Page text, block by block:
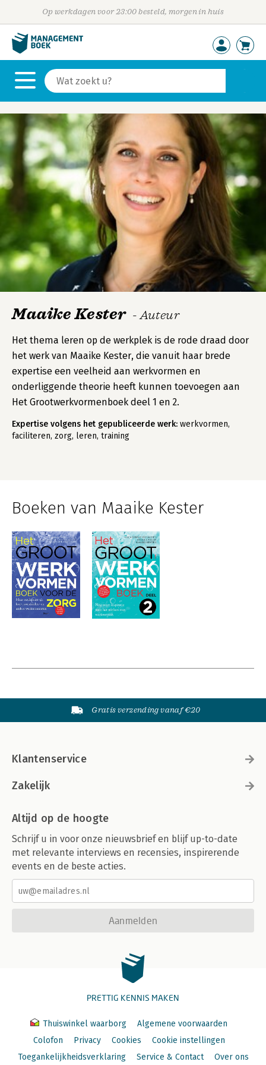
Op werkdagen voor 23:00 besteld, morgen in huis
Maaike Kester - Auteur
Het thema leren op de werkplek is de rode draad door
het werk van Maaike Kester, die vanuit haar brede
expertise een veelheid aan werkvormen en
onderliggende theorie heeft kunnen toevoegen aan
Het Grootwerkvormenboek deel 1 en 2.
Expertise volgens het gepubliceerde werk: werkvormen,
faciliteren, zorg, leren, training
Boeken van Maaike Kester
Gratis verzending vanaf €20
Klantenservice
Zakelijk
Altijd op de hoogte
Schrijf u in voor onze nieuwsbrief en blijf up-to-date
met relevante interviews en recensies, inspirerende
events en de beste acties.
Aanmelden
PRETTIG KENNIS MAKEN
Thuiswinkel waarborg
Algemene voorwaarden
Colofon
Privacy Cookies
Cookie instellingen
Toegankelijkheidsverklaring
Service & Contact Over ons